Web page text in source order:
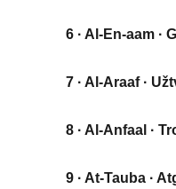
6 · Al-En-aam ·
7 · Al-Araaf ·
8 · Al-Anfaal ·
9 · At-Tauba ·